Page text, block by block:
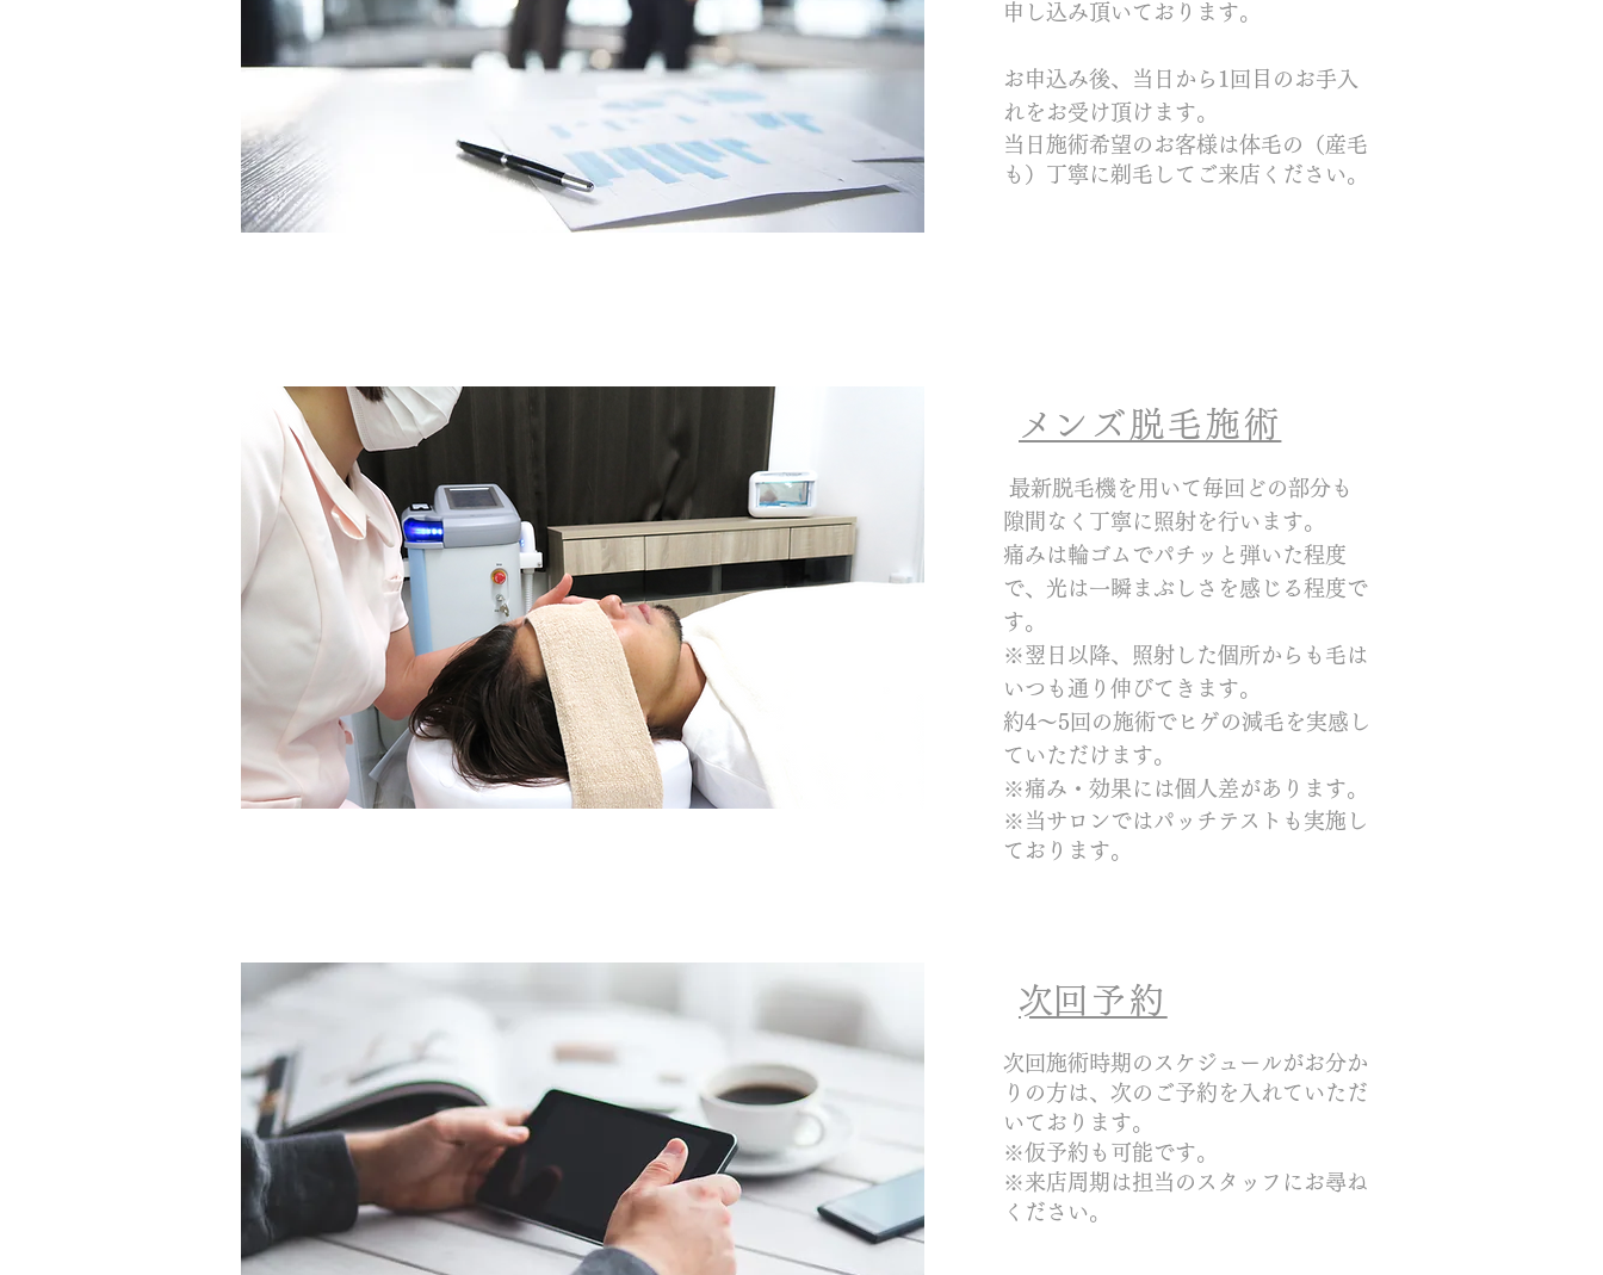
申し込み頂いております。
お申込み後、当日から1回目のお手入
れをお受け頂けます。
当日施術希望のお客様は体毛の（産毛
も）丁寧に剃毛してご来店ください。
​メンズ脱毛施術
最新脱毛機を用いて毎回どの部分も
隙間なく丁寧に照射を行います。
痛みは輪ゴムでパチッと弾いた程度
で、光は一瞬まぶしさを感じる程度で
す。
※翌日以降、照射した個所からも毛は
いつも通り伸びてきます。
約4～5回の施術でヒゲの減毛を実感し
ていただけます。
※痛み・効果には個人差があります。
​※当サロンではパッチテストも実施し
ております。
​次回予約
次回施術時期のスケジュールがお分か
りの方は、次のご予約を入れていただ
いております。
※仮予約も可能です。
​※来店周期は担当のスタッフにお尋ね
ください。